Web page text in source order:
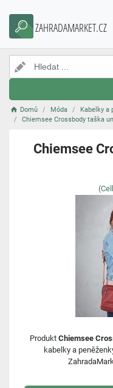
ZAHRADAMARKET.CZ
Domů Móda
Kabelky a
Chiemsee Crossbody taška
Chiemsee
Produkt Chiemsee
kabelky a